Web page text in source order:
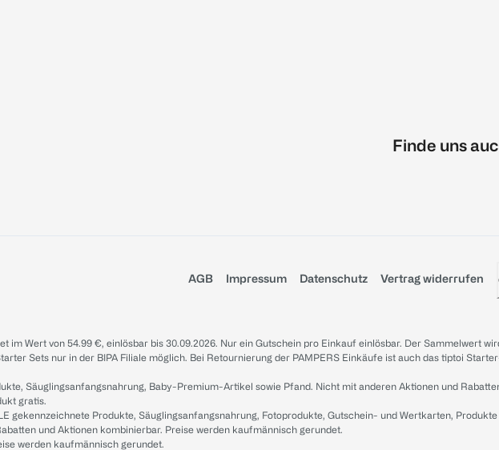
Finde uns
AGB Impressum Datenschutz Vertrag widerrufen
Wert von 54.99 €, einlösbar bis 30.09.2026. Nur ein Gutschein pro Einkauf einlösbar. Der Sammelwert
Sets nur in der BIPA Filiale möglich. Bei Retournierung der PAMPERS Einkäufe ist auch das tiptoi
Säuglingsanfangsnahrung, Baby-Premium-Artikel sowie Pfand. Nicht mit anderen Aktionen und
gratis.
gekennzeichnete Produkte, Säuglingsanfangsnahrung, Fotoprodukte, Gutschein- und Wertkarten,
und Aktionen kombinierbar. Preise werden kaufmännisch gerundet.
werden kaufmännisch gerundet.